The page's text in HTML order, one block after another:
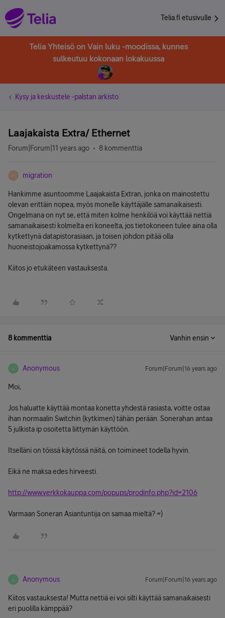
Telia.fi etusivulle
Telia Yhteisö on Vain luku -moodissa, kunnes
sulkeutuu kokonaan lokakuussa
Kysy ja keskustele -palstan arkisto
Laajakaista Extra/ Ethernet
Forum|Forum|11 years ago 8 kommenttia
M migration
Hankimme asuntoomme Laajakaista Extran, jonka on mainostettu
olevan erittäin nopea, myös monelle käyttäjälle samanaikaisesti.
Ongelmana on nyt se, että miten kolme henkilöä voi käyttää nettiä
samanaikaisesti kolmelta eri koneelta, jos tietokoneen tulee aina olla
kytkettynä datapistorasiaan, ja toisen johdon pitää olla
huoneistojoakamossa kytkettynä??
Kiitos jo etukäteen vastauksesta.
8 kommenttia Vanhin ensin
A Anonymous Forum|Forum|16 years ago
Moi,
Jos haluatte käyttää montaa konetta yhdestä rasiasta, voitte ostaa
ihan normaalin Switchin (kytkimen) tähän perään. Sonerahan antaa
5 julkista ip osoitetta liittymän käyttöön.
Itselläni on töissä käytössä näitä, on toimineet todella hyvin.
Eikä ne maksa edes hirveesti.
http://www.verkkokauppa.com/popups/prodinfo.php?id=2106
Varmaan Soneran Asiantuntija on samaa mieltä? =)
A Anonymous Forum|Forum|16 years ago
Kiitos vastauksesta! Mutta nettiä ei voi silti käyttää samanaikaisesti
eri puolilla kämppää?